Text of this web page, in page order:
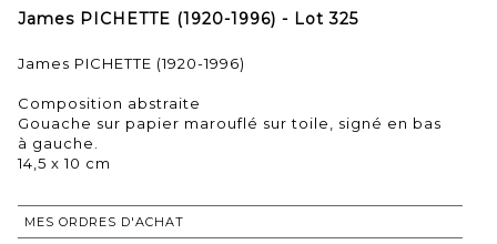
James PICHETTE (1920-1996) - Lot 325
James PICHETTE (1920-1996)
Composition abstraite
Gouache sur papier marouflé sur toile, signé en bas
à gauche.
14,5 x 10 cm
MES ORDRES D'ACHAT